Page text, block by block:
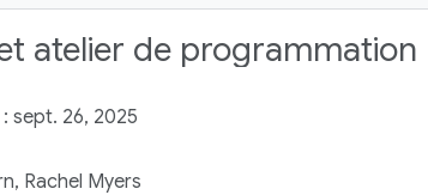
atelier de programmation
sept. 26, 2025
Rachel Myers